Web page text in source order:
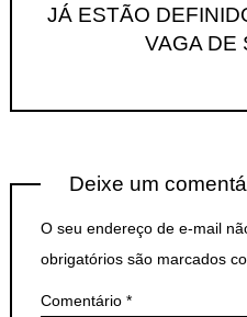
JÁ ESTÃO
VAGA DE
Deixe um
O seu endereço de e-mail
obrigatórios são marcados
Comentário *